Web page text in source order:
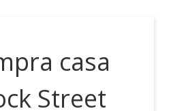
casa
Street